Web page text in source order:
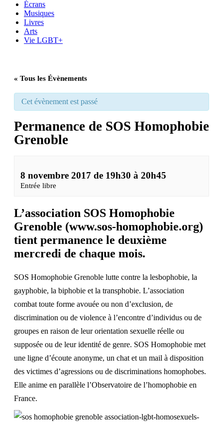
Écrans
Musiques
Livres
Arts
Vie LGBT+
« Tous les Évènements
Cet évènement est passé
Permanence de SOS Homophobie
Grenoble
8 novembre 2017 de 19h30 à 20h45
Entrée libre
L’association SOS Homophobie
Grenoble (www.sos-homophobie.org)
tient permanence le deuxième
mercredi de chaque mois.
SOS Homophobie Grenoble lutte contre la lesbophobie, la
gayphobie, la biphobie et la transphobie. L’association
combat toute forme avouée ou non d’exclusion, de
discrimination ou de violence à l’encontre d’individus ou de
groupes en raison de leur orientation sexuelle réelle ou
supposée ou de leur identité de genre. SOS Homophobie met
une ligne d’écoute anonyme, un chat et un mail à disposition
des victimes d’agressions ou de discriminations homophobes.
Elle anime en parallèle l’Observatoire de l’homophobie en
France.